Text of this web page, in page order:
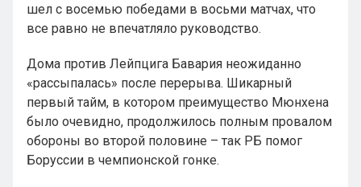
шел с восемью победами в восьми матчах, что
все равно не впечатляло руководство.
Дома против Лейпцига Бавария неожиданно
«рассыпалась» после перерыва. Шикарный
первый тайм, в котором преимущество Мюнхена
было очевидно, продолжилось полным провалом
обороны во второй половине – так РБ помог
Боруссии в чемпионской гонке.